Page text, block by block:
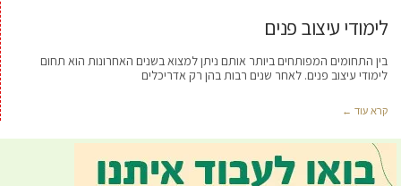
לימודי עיצוב פנים
בין התחומים המפותחים ביותר אותם ניתן למצוא בשנים האחרונות הוא תחום
לימודי עיצוב פנים. לאחר שנים רבות בהן רק אדריכלים
קרא עוד ←